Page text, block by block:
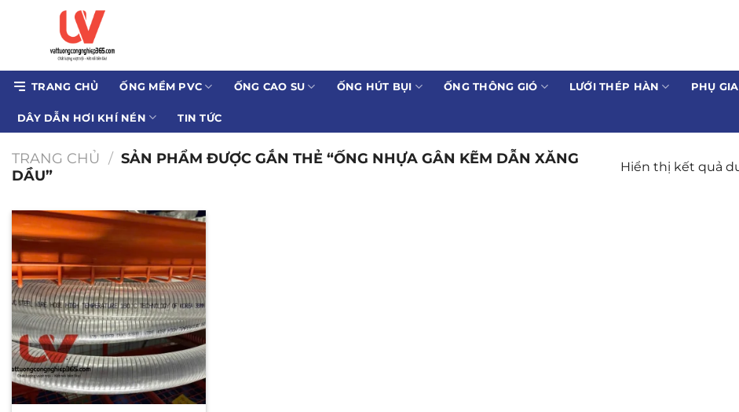
dung
TRANG CHỦ ỐNG MỀM PVC ỐNG CAO SU ỐNG HÚT BỤI ỐNG THÔNG GIÓ LƯỚI THÉP HÀN PHỤ
DÂY DẪN HƠI KHÍ NÉN TIN TỨC
TRANG CHỦ / SẢN PHẨM ĐƯỢC GẮN THẺ “ỐNG NHỰA GÂN KẼM DẪN XĂNG
DẦU”
Hiển thị kết quả